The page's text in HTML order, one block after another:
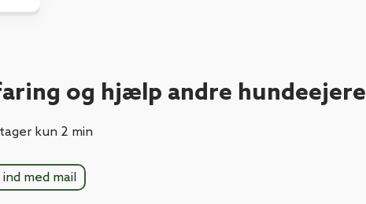
og hjælp andre hundeejere
kun 2 min
ind med mail